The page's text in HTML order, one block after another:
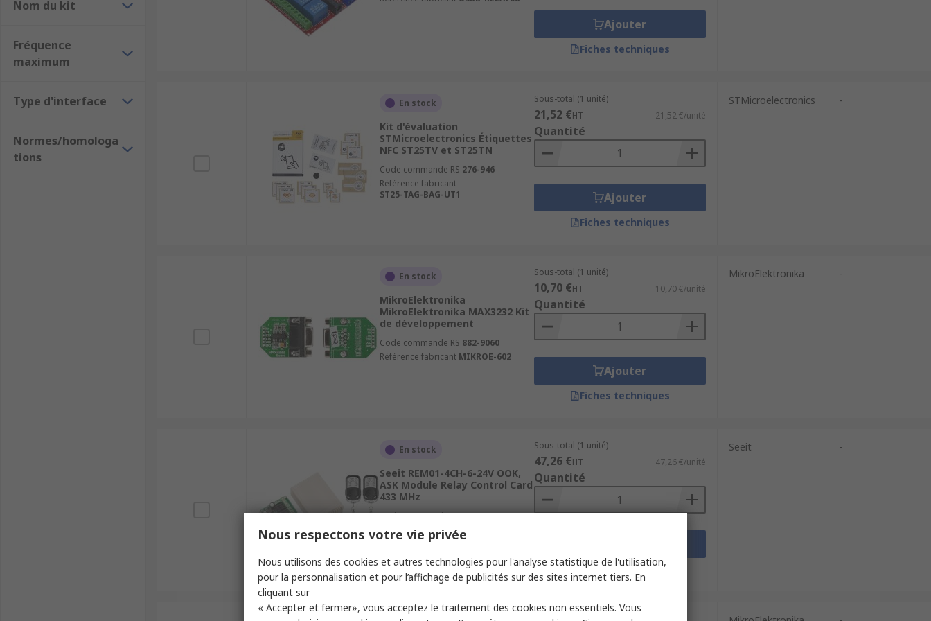
Nom du kit
Fréquence
maximum
Type d'interface
Normes/homologa
tions
Ajouter
Fiches techniques
En stock
Kit d'évaluation
STMicroelectronics Étiquettes
NFC ST25TV et ST25TN
Code commande RS 276-946
Référence fabricant
ST25-TAG-BAG-UT1
Sous-total (1 unité)
21,52 €HT 21,52 €/unité
Quantité
Ajouter
Fiches techniques
STMicroelectronics -
En stock
MikroElektronika
MikroElektronika MAX3232 Kit
de développement
Code commande RS 882-9060
Référence fabricant MIKROE-602
Sous-total (1 unité)
10,70 €HT 10,70 €/unité
Quantité
Ajouter
Fiches techniques
MikroElektronika -
En stock
Seeit REM01-4CH-6-24V OOK,
ASK Module Relay Control Card
433 MHz
Code commande RS286-4045
Référence fabricant REM01-4CH-6-24V
Sous-total (1 unité)
47,26 €HT 47,26 €/unité
Quantité
Fiches techniques
Seeit -
Sous-total (1 unité)
Nous respectons votre vie privée
Nous utilisons des cookies et autres technologies pour l'analyse statistique de l'utilisation,
pour la personnalisation et pour l’affichage de publicités sur des sites internet tiers. En
cliquant sur
« Accepter et fermer», vous acceptez le traitement des cookies non essentiels. Vous